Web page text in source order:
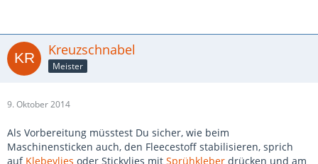
Kreuzschnabel
Meister
9. Oktober 2014
Als Vorbereitung müsstest Du sicher, wie beim
Maschinensticken auch, den Fleecestoff stabilisieren, sprich
auf Klebevlies oder Stickvlies mit Sprühkleber drücken und am